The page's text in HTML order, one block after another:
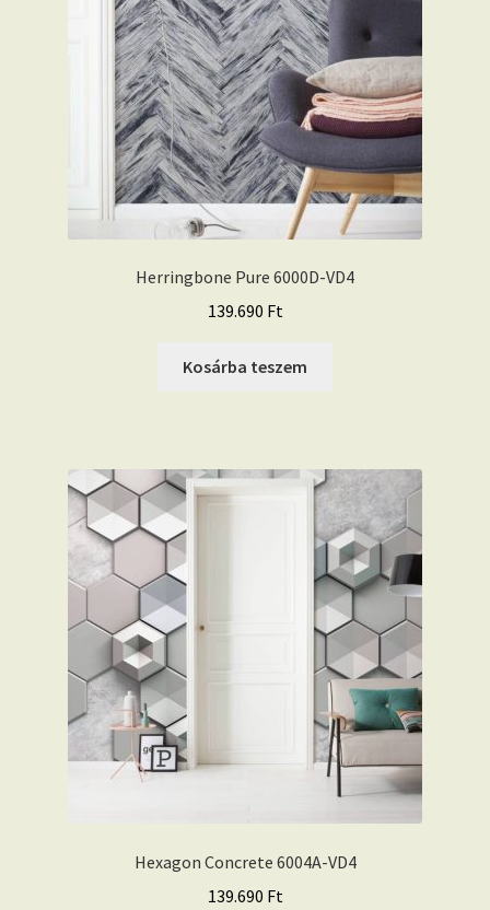
Herringbone Pure 6000D-VD4
139.690 Ft
Kosárba teszem
Hexagon Concrete 6004A-VD4
139.690 Ft